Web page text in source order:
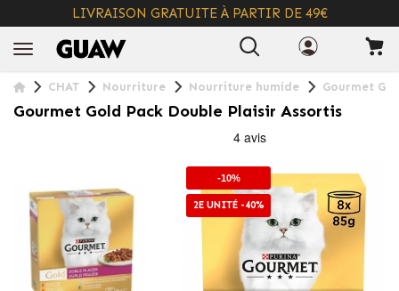
LIVRAISON GRATUITE À PARTIR DE 49€
CHAT Nourriture Nourriture humide Gourmet
Gourmet Gold Pack Double Plaisir Assortis
-10%
2E UNITÉ -40%